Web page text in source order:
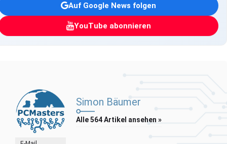
Auf Google News folgen
YouTube abonnieren
Simon Bäumer
Alle 564 Artikel ansehen »